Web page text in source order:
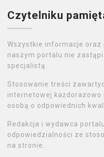
Czytelniku
Wszystkie informacje oraz
naszym portalu nie
specjalistą.
Stosowanie treści
internetowej każdorazowo
osobą o odpowiednich
Redakcja i wydawca
odpowiedzialności ze
na stronie.